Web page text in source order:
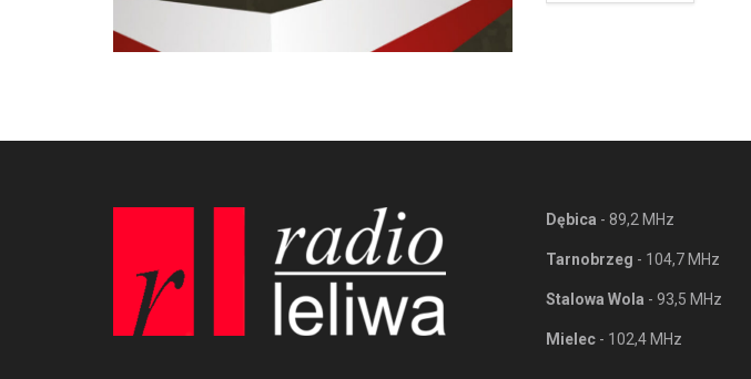
Dębica - 89,2 MHz
Tarnobrzeg - 104,7 MHz
Stalowa Wola - 93,5 MHz
Mielec - 102,4 MHz